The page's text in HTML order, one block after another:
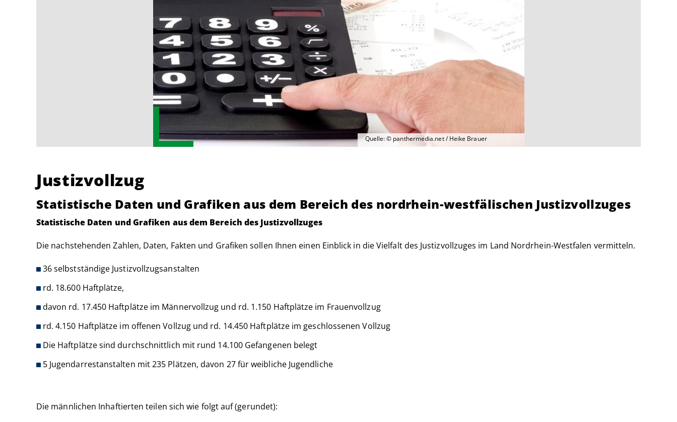
Quelle: © panthermedia.net / Heike Brauer
Justizvollzug
Statistische Daten und Grafiken aus dem Bereich des nordrhein-westfälischen Justizvollzuges
Statistische Daten und Grafiken aus dem Bereich des Justizvollzuges
Die nachstehenden Zahlen, Daten, Fakten und Grafiken sollen Ihnen einen Einblick in die Vielfalt des Justizvollzuges im Land Nordrhein-Westfalen vermitteln.
36 selbstständige Justizvollzugsanstalten
rd. 18.600 Haftplätze,
davon rd. 17.450 Haftplätze im Männervollzug und rd. 1.150 Haftplätze im Frauenvollzug
rd. 4.150 Haftplätze im offenen Vollzug und rd. 14.450 Haftplätze im geschlossenen Vollzug
Die Haftplätze sind durchschnittlich mit rund 14.100 Gefangenen belegt
5 Jugendarrestanstalten mit 235 Plätzen, davon 27 für weibliche Jugendliche
Die männlichen Inhaftierten teilen sich wie folgt auf (gerundet):